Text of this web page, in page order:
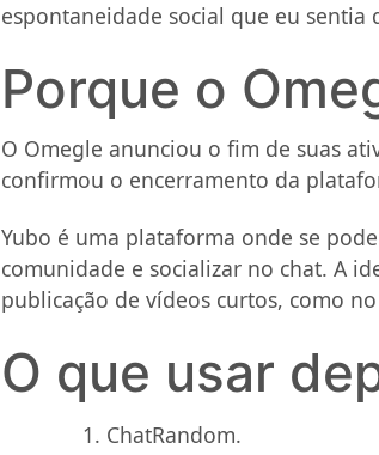
espontaneidade social que eu
Porque o
O Omegle anunciou o fim de suas
confirmou o encerramento da
Yubo é uma plataforma onde se
comunidade e socializar no chat. A
publicação de vídeos curtos, como
O que usar
ChatRandom.